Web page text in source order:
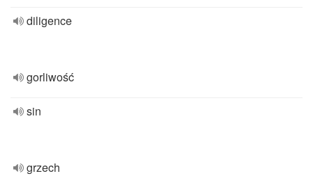
diligence
gorliwość
sin
grzech